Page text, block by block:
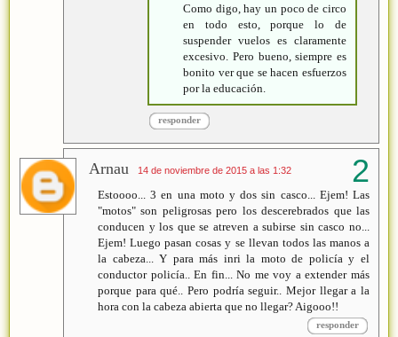
Como digo, hay un poco de circo
en todo esto, porque lo de
suspender vuelos es claramente
excesivo. Pero bueno, siempre es
bonito ver que se hacen esfuerzos
por la educación.
responder
Arnau 14 de noviembre de 2015 a las 1:32
Estoooo... 3 en una moto y dos sin casco... Ejem! Las
"motos" son peligrosas pero los descerebrados que las
conducen y los que se atreven a subirse sin casco no...
Ejem! Luego pasan cosas y se llevan todos las manos a
la cabeza... Y para más inri la moto de policía y el
conductor policía.. En fin... No me voy a extender más
porque para qué.. Pero podría seguir.. Mejor llegar a la
hora con la cabeza abierta que no llegar? Aigooo!!
responder